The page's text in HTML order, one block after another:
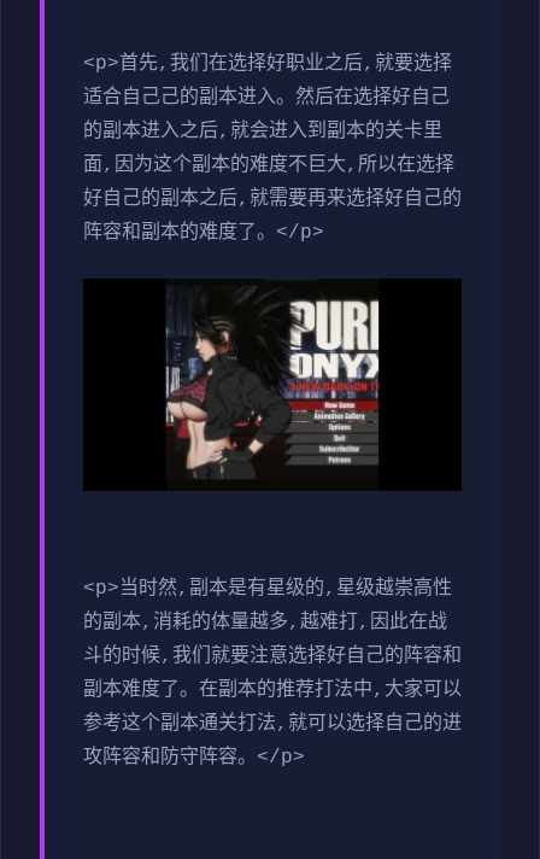
<p>首先,我们在选择好职业之后,就要选择
适合自己己的副本进入。然后在选择好自己
的副本进入之后,就会进入到副本的关卡里
面,因为这个副本的难度不巨大,所以在选择
好自己的副本之后,就需要再来选择好自己的
阵容和副本的难度了。</p>
<p>当时然,副本是有星级的,星级越崇高性
的副本,消耗的体量越多,越难打,因此在战
斗的时候,我们就要注意选择好自己的阵容和
副本难度了。在副本的推荐打法中,大家可以
参考这个副本通关打法,就可以选择自己的进
攻阵容和防守阵容。</p>